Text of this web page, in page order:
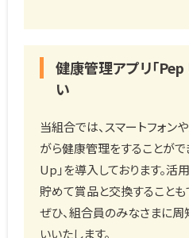
健康管理アプリ「Pep
い
当組合では、スマートフォン
がら健康管理をすることが
Up」を導入しております。活
貯めて賞品と交換することも
ぜひ、組合員のみなさまに周
いいたします。